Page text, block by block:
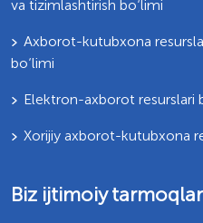
va tizimlashtirish bo‘limi
Axborot-kutubxona
bo‘limi
Elektron-axborot resurslari
Xorijiy axborot-kutubxona
Biz ijtimoiy